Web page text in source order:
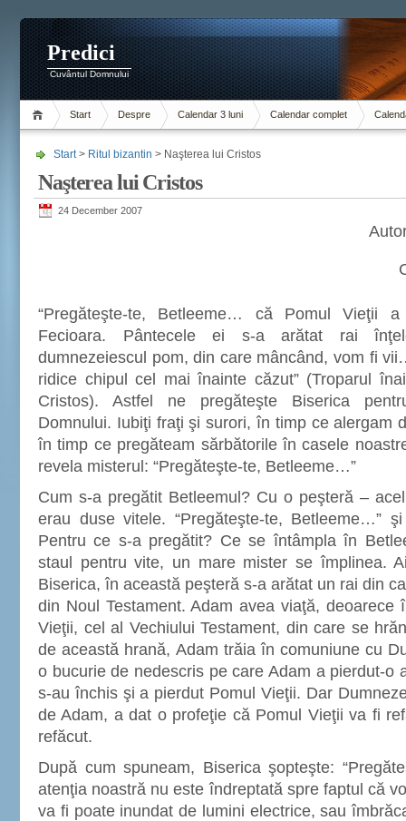
Predici
Cuvântul Domnului
Start Despre Calendar 3 luni Calendar complet
Start> Ritul bizantin > Naşterea lui Cristos
Naşterea lui Cristos
24 December 2007
“Pregăteşte-te, Betleeme… că Pomul Vieţii
Fecioara. Pântecele ei s-a arătat rai
dumnezeiescul pom, din care mâncând, vom fi
ridice chipul cel mai înainte căzut” (Troparul
Cristos). Astfel ne pregăteşte Biserica
Domnului. Iubiţi fraţi şi surori, în timp ce alergam
în timp ce pregăteam sărbătorile în casele
revela misterul: “Pregăteşte-te, Betleeme…”
Cum s-a pregătit Betleemul? Cu o peşteră –
erau duse vitele. “Pregăteşte-te, Betleeme…”
Pentru ce s-a pregătit? Ce se întâmpla în
staul pentru vite, un mare mister se împlinea.
Biserica, în această peşteră s-a arătat un rai din
din Noul Testament. Adam avea viaţă, deoarece
Vieţii, cel al Vechiului Testament, din care se
de această hrană, Adam trăia în comuniune cu
o bucurie de nedescris pe care Adam a pierdut-o
s-au închis şi a pierdut Pomul Vieţii. Dar
de Adam, a dat o profeţie că Pomul Vieţii va fi
refăcut.
După cum spuneam, Biserica şopteşte:
atenţia noastră nu este îndreptată spre faptul că
va fi poate inundat de lumini electrice, sau